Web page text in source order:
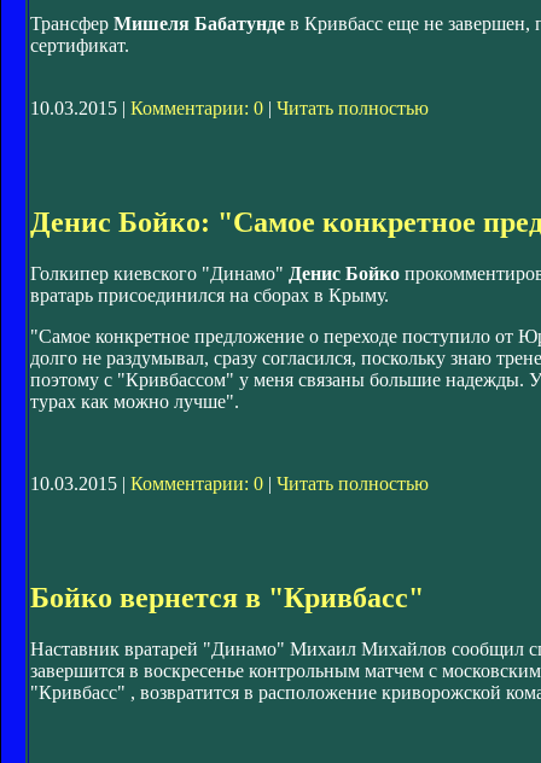
Трансфер Мишеля Бабатунде в Кривбасс еще не
сертификат.
10.03.2015 | Комментарии: 0 | Читать полностью
Денис Бойко: "Самое конкретное
Голкипер киевского "Динамо" Денис Бойко
вратарь присоединился на сборах в Крыму.
"Самое конкретное предложение о переходе поступило
долго не раздумывал, сразу согласился, поскольку знаю
поэтому с "Кривбассом" у меня связаны большие надежды.
турах как можно лучше".
10.03.2015 | Комментарии: 0 | Читать полностью
Бойко вернется в "Кривбасс"
Наставник вратарей "Динамо" Михаил Михайлов сообщил
завершится в воскресенье контрольным матчем с
"Кривбасс" , возвратится в расположение криворожской